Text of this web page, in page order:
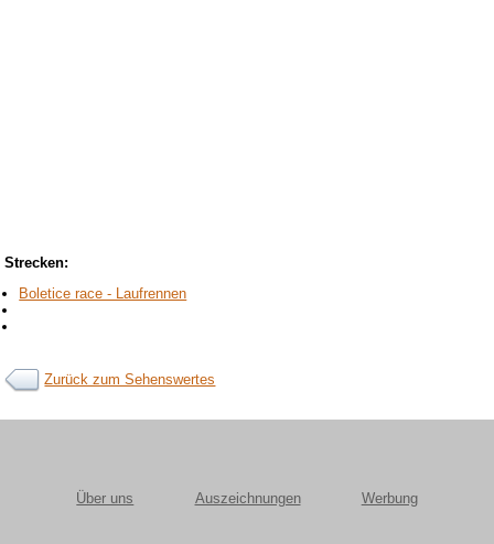
Strecken:
Boletice race - Laufrennen
Zurück zum Sehenswertes
Über uns Auszeichnungen Werbung